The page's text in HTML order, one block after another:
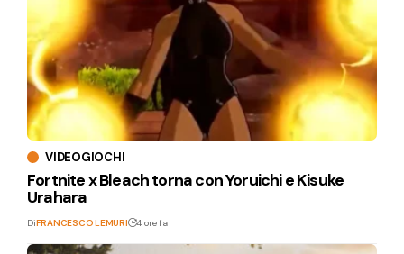
VIDEOGIOCHI
Fortnite x Bleach torna con Yoruichi e Kisuke
Urahara
DiFRANCESCO LEMURI 4 ore fa